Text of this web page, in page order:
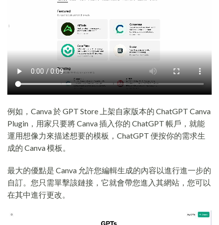
例如，Canva 於 GPT Store 上架自家版本的 ChatGPT Canva
Plugin，用家只要將 Canva 插入你的 ChatGPT 帳戶，就能
運用想像力來描述想要的模板，ChatGPT 便按你的需求生
成的 Canva 模板。
最大的優點是 Canva 允許您編輯生成的內容以進行進一步的
自訂。您只需單擊該鏈接，它就會帶您進入其網站，您可以
在其中進行更改。